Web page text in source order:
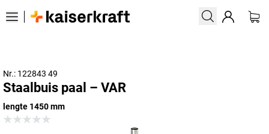
Nr.: 122843 49
Staalbuis paal – VAR
lengte 1450 mm